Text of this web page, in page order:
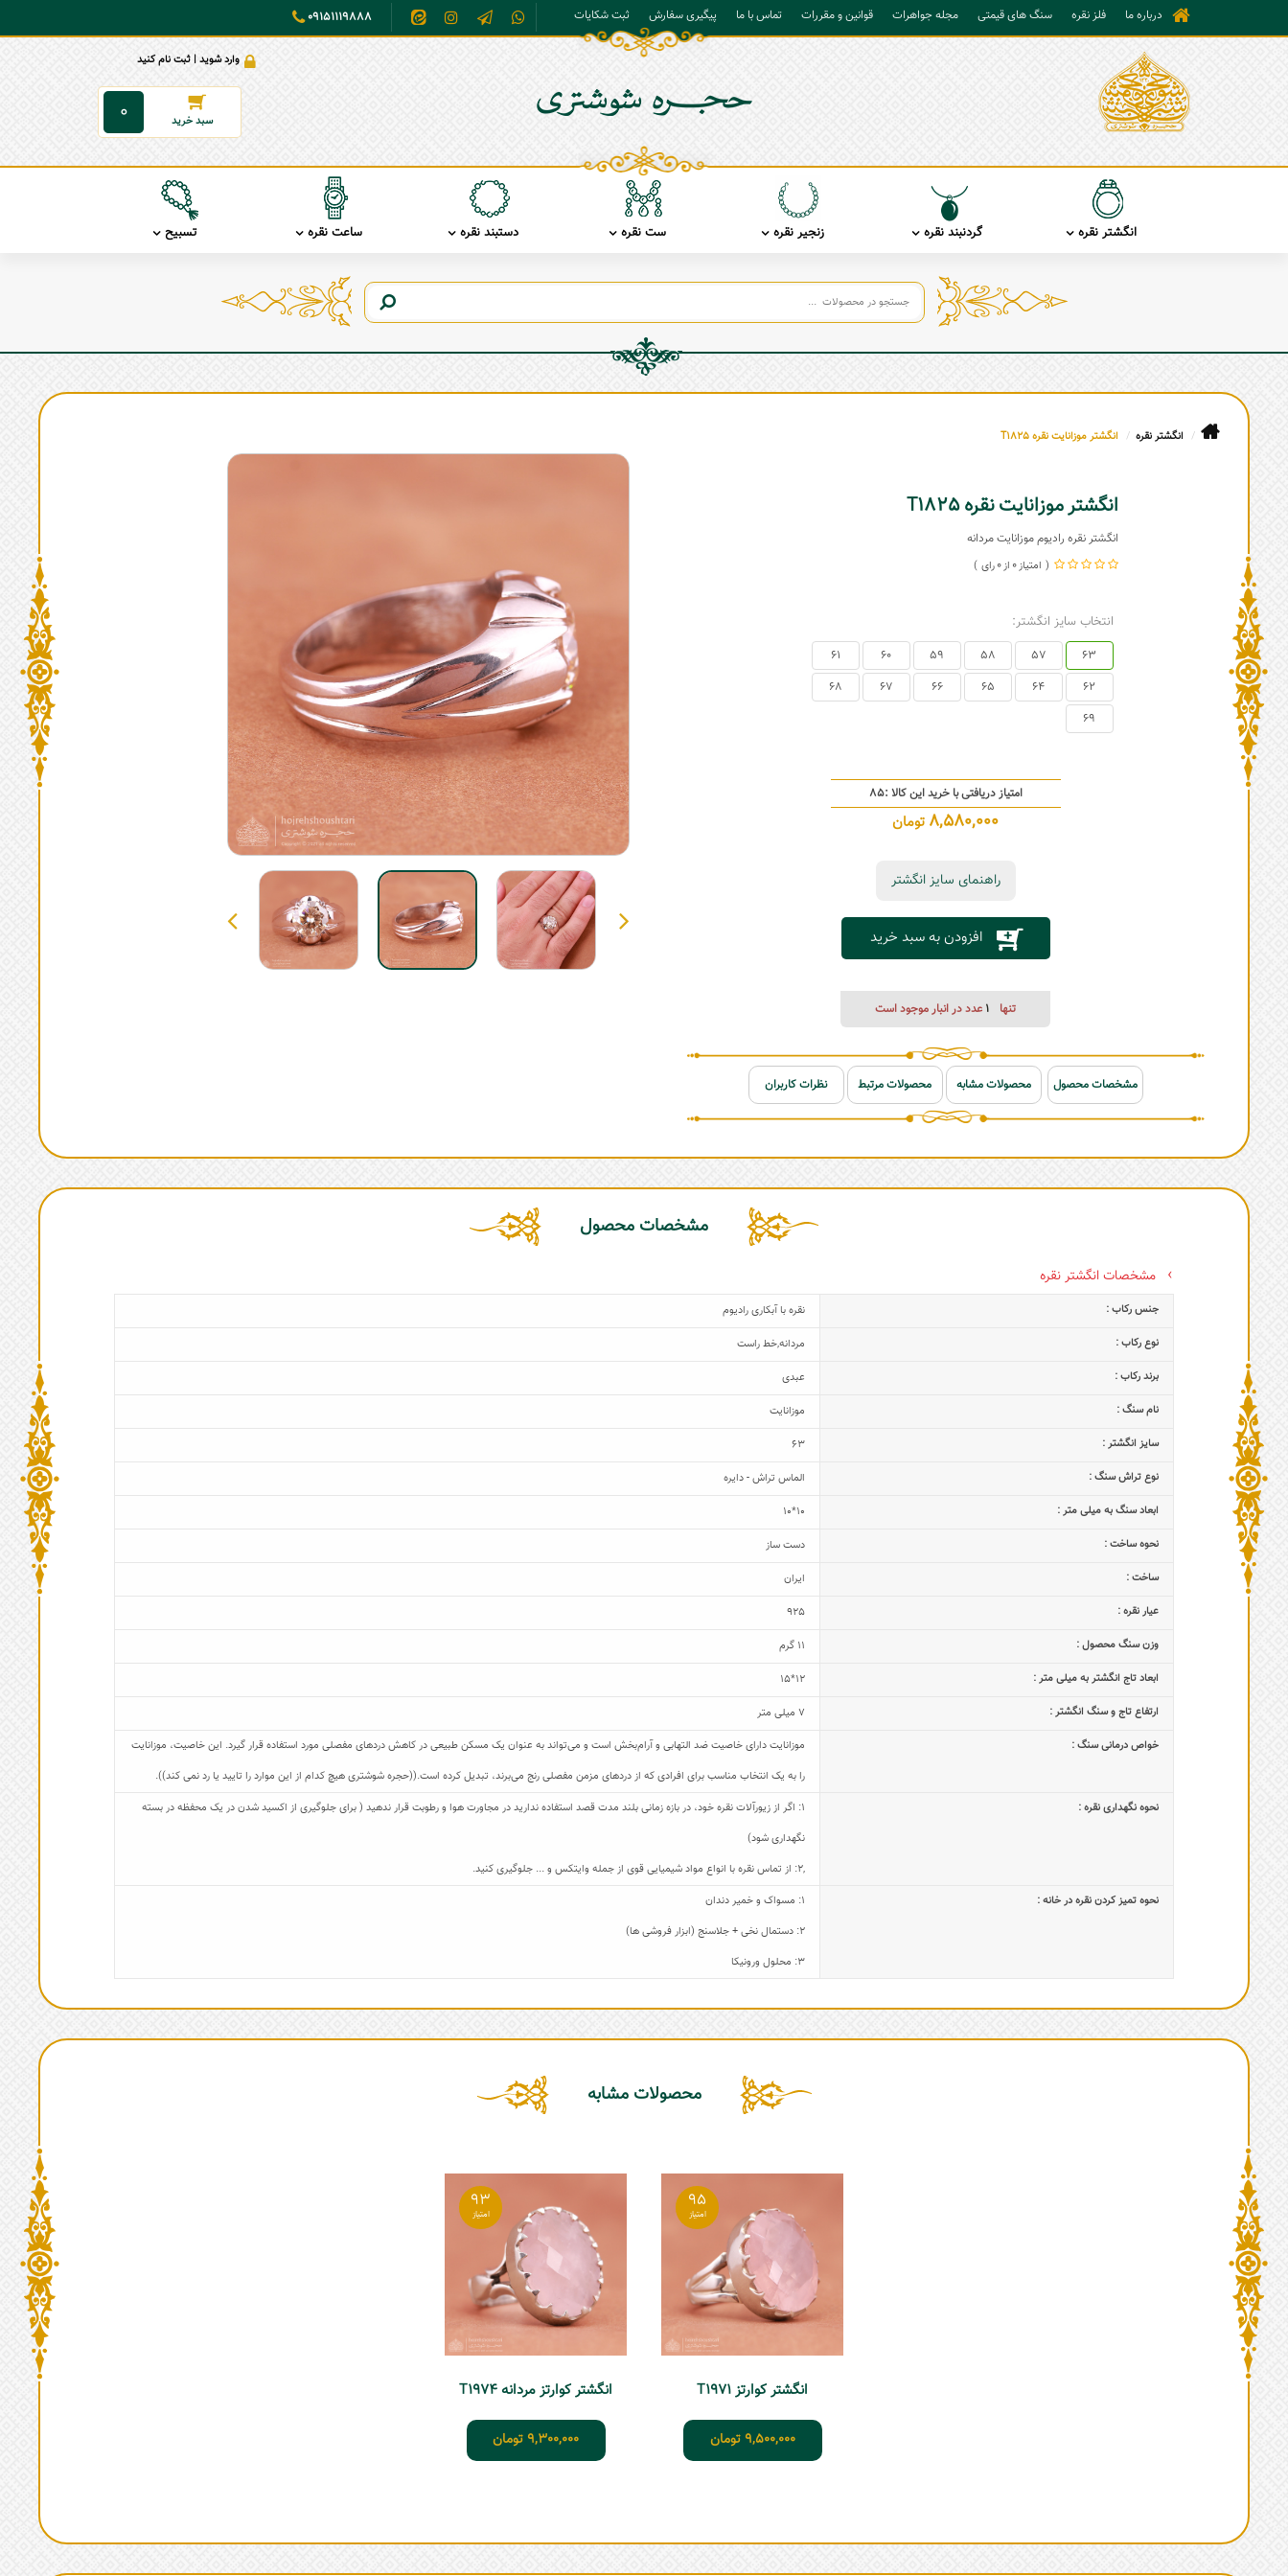
درباره ما فلز نقره سنگ های قیمتی مجله جواهرات قوانین و مقررات تماس با ما پیگیری سفارش ثبت شکایات 09151119888
وارد شوید | ثبت نام کنید
0
انگشتر نقره گردنبند نقره زنجیر نقره ست نقره دستبند نقره ساعت نقره تسبیح
انگشتر نقره انگشتر موزانایت نقره T1825
انگشتر موزانایت نقره T1825
انگشتر نقره رادیوم موزانایت مردانه
0
0
انتخاب سایز انگشتر:
63
57
58
59
60
61
62
64
65
66
67
68
69
امتیاز دریافتی با خرید این کالا :85
8,580,000 تومان
راهنمای سایز انگشتر
افزودن به سبد خرید
تنها 1 عدد در انبار موجود است
مشخصات محصول محصولات مشابه محصولات مرتبط نظرات کاربران
مشخصات محصول
مشخصات انگشتر نقره
جنس رکاب :
نقره با آبکاری رادیوم
نوع رکاب :
مردانه,خط راست
برند رکاب :
عبدی
نام سنگ :
موزانایت
سایز انگشتر :
63
نوع تراش سنگ :
الماس تراش - دایره
ابعاد سنگ به میلی متر :
10*10
نحوه ساخت :
دست ساز
ساخت :
ایران
عیار نقره :
925
وزن سنگ محصول :
11 گرم
ابعاد تاج‌ انگشتر به میلی متر :
12*15
ارتفاع تاج و سنگ انگشتر :
7 میلی متر
خواص درمانی سنگ :
موزانایت دارای خاصیت ضد التهابی و آرام‌بخش است و می‌تواند به عنوان یک مسکن طبیعی در کاهش دردهای مفصلی مورد استفاده قرار گیرد. این خاصیت، موزانایت
را به یک انتخاب مناسب برای افرادی که از دردهای مزمن مفصلی رنج می‌برند، تبدیل کرده است.((حجره شوشتری هیچ کدام از این موارد را تایید یا رد نمی کند)).
نحوه نگهداری نقره :
1: اگر از زیورآلات نقره خود، در بازه زمانی بلند مدت قصد استفاده ندارید در مجاورت هوا و رطوبت قرار ندهید ( برای جلوگیری از اکسید شدن در یک محفظه در بسته
نگهداری شود)
,2: از تماس نقره با انواع مواد شیمیایی قوی از جمله وایتکس و ... جلوگیری کنید.
نحوه تمیز کردن نقره در خانه :
1: مسواک و خمیر دندان
2: دستمال نخی + جلاسنج (ابزار فروشی ها)
3: محلول ورونیکا
محصولات مشابه
95
انگشتر کوارتز T1971
9,500,000 تومان
93
انگشتر کوارتز مردانه T1974
9,300,000 تومان